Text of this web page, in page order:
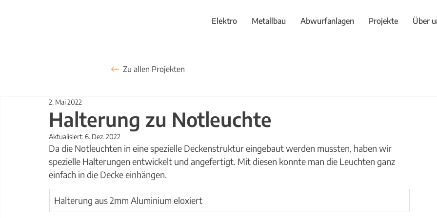
Elektro Metallbau Abwurfanlagen Projekte Über
Halterung zu Notleuchte
2. Mai 2022
Aktualisiert: 6. Dez. 2022
Da die Notleuchten in eine spezielle Deckenstruktur eingebaut werden mussten, haben wir
spezielle Halterungen entwickelt und angefertigt. Mit diesen konnte man die Leuchten ganz
einfach in die Decke einhängen.
Halterung aus 2mm Aluminium eloxiert
Zu allen Projekten